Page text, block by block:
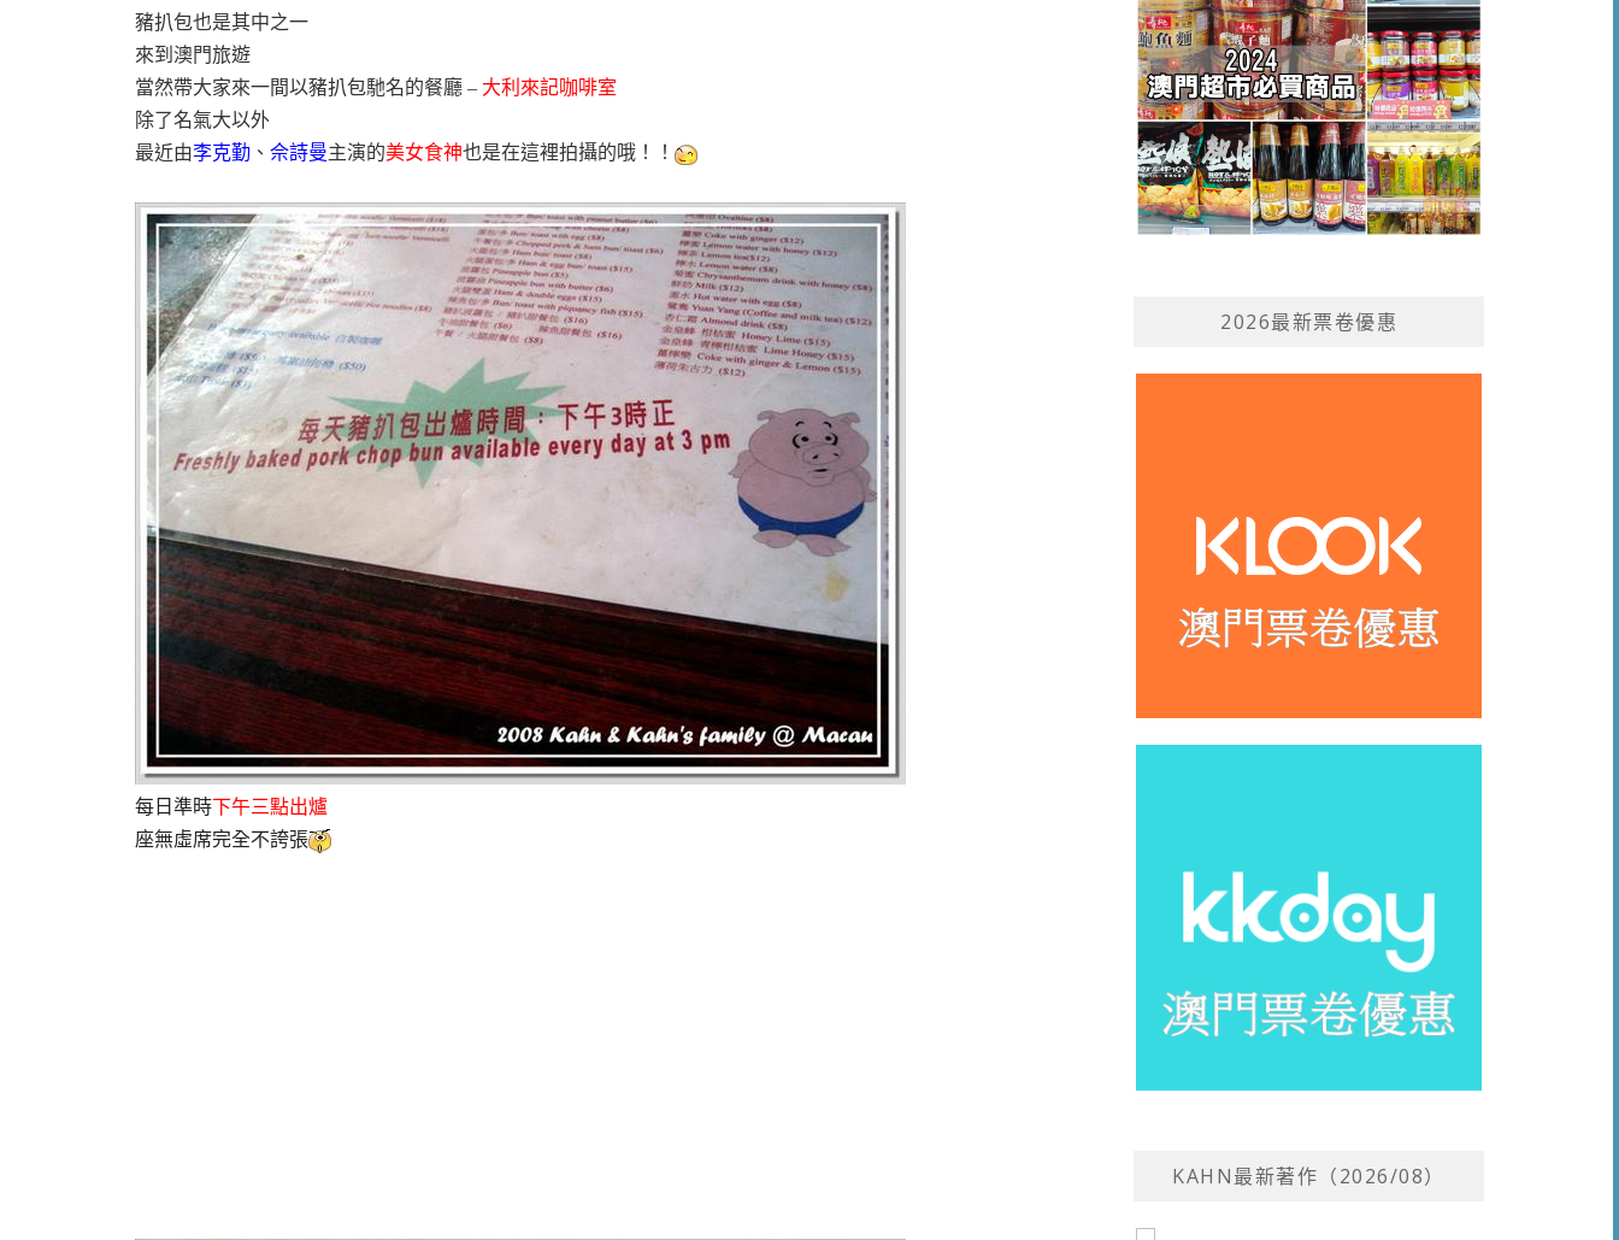
豬扒包也是其中之一
來到澳門旅遊
當然帶大家來一間以豬扒包馳名的餐廳 – 大利來記咖啡室
除了名氣大以外
最近由李克勤 、 佘詩曼主演的美女食神也是在這裡拍攝的哦！！
每日準時下午三點出爐
座無虛席完全不誇張
2026最新票卷優惠
KAHN最新著作（2026/08）